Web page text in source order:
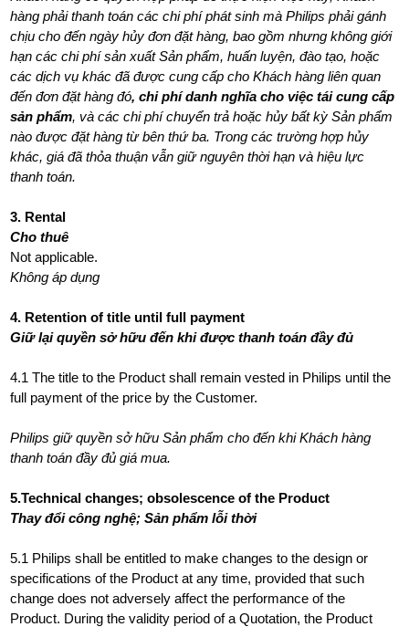
hàng phải thanh toán các chi phí phát sinh mà Philips phải gánh
chịu cho đến ngày hủy đơn đặt hàng, bao gồm nhưng không giới
hạn các chi phí sản xuất Sản phẩm, huấn luyện, đào tạo, hoặc
các dịch vụ khác đã được cung cấp cho Khách hàng liên quan
đến đơn đặt hàng đó, chi phí danh nghĩa cho việc tái cung cấp
sản phẩm, và các chi phí chuyển trả hoặc hủy bất kỳ Sản phẩm
nào được đặt hàng từ bên thứ ba. Trong các trường hợp hủy
khác, giá đã thỏa thuận vẫn giữ nguyên thời hạn và hiệu lực
thanh toán.
3. Rental
Cho thuê
Not applicable.
Không áp dụng
4. Retention of title until full payment
Giữ lại quyền sở hữu đến khi được thanh toán đầy đủ
4.1 The title to the Product shall remain vested in Philips until the
full payment of the price by the Customer.
Philips giữ quyền sở hữu Sản phẩm cho đến khi Khách hàng
thanh toán đầy đủ giá mua.
5.Technical changes; obsolescence of the Product
Thay đổi công nghệ; Sản phẩm lỗi thời
5.1 Philips shall be entitled to make changes to the design or
specifications of the Product at any time, provided that such
change does not adversely affect the performance of the
Product. During the validity period of a Quotation, the Product